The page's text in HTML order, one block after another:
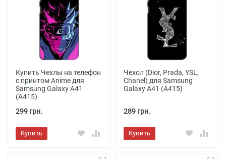
Купить Чехлы на телефон
с принтом Anime для
Samsung Galaxy A41
(A415)
299 грн.
Купить
Чехол (Dior, Prada, YSL,
Chanel) для Samsung
Galaxy A41 (A415)
289 грн.
Купить